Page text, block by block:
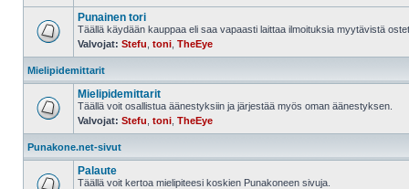
Punainen tori
Täällä käydään kauppaa eli saa vapaasti laittaa ilmoituksia myytävistä
Valvojat: Stefu toni TheEye
Mielipidemittarit
Mielipidemittarit
Täällä voit osallistua äänestyksiin ja järjestää myös oman äänestyksen.
Valvojat: Stefu toni TheEye
Punakone.net-sivut
Palaute
Täällä voit kertoa mielipiteesi koskien Punakoneen sivuja.